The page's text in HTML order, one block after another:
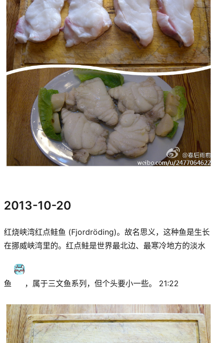
2013-10-20
红烧峡湾红点鲑鱼 (Fjordröding)。故名思义，这种鱼是生长
在挪威峡湾里的。红点鲑是世界最北边、最寒冷地方的淡水
鱼 ，属于三文鱼系列，但个头要小一些。 21:22